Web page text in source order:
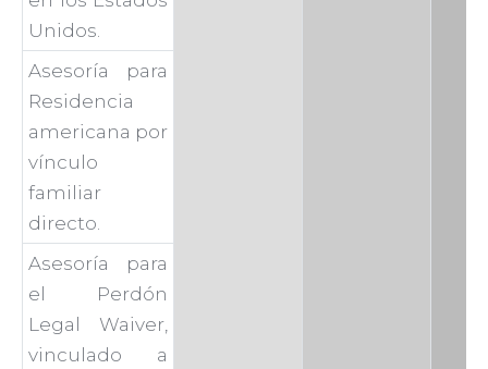
Unidos.
Asesoría para
Residencia
americana por
vínculo
familiar
directo.
Asesoría para
el Perdón
Legal Waiver,
vinculado a